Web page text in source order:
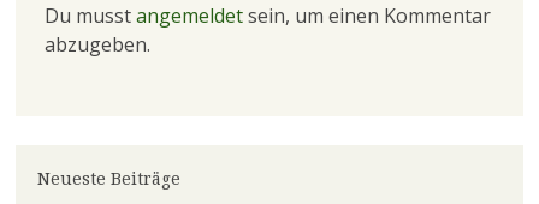
Du musstangemeldetsein, um einen Kommentar
abzugeben.
Neueste Beiträge